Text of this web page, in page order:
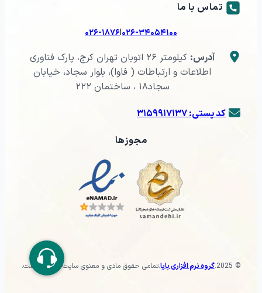
تماس با ما
۰۲۶-۳۴۰۵۴۱۰۰|۰۲۶-۱۸۷۶
آدرس:
کیلومتر ۲۶ اتوبان تهران کرج، پارک فناوری
اطلاعات و ارتباطات ( فاوا)، بلوار سجاد، خیابان
سجاد۱۸ ، ساختمان ۲۲۲
کد پستی: ۳۱۵۹۹۱۷۱۳۷
مجوزها
© 2025
.گروه نرم افزاری پایا.تمامی حقوق مادی و معنوی سایت محفوظ است.